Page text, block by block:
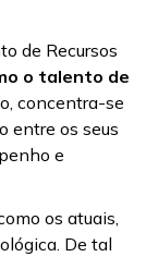
de Recursos
o talento de
concentra-se
entre os seus
e
os atuais,
De tal